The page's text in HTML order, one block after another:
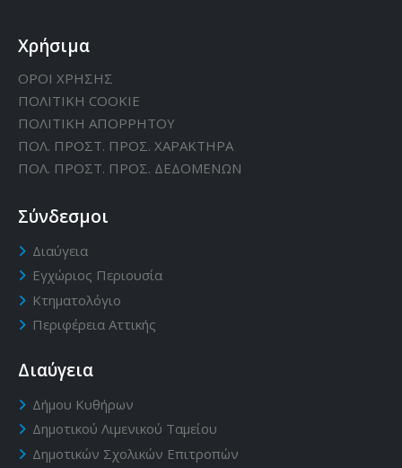
Χρήσιμα
ΟΡΟΙ ΧΡΗΣΗΣ
ΠΟΛΙΤΙΚΗ CΟΟΚΙΕ
ΠΟΛΙΤΙΚΗ ΑΠΟΡΡΗΤΟΥ
ΠΟΛ. ΠΡΟΣΤ. ΠΡΟΣ. ΧΑΡΑΚΤΗΡΑ
ΠΟΛ. ΠΡΟΣΤ. ΠΡΟΣ. ΔΕΔΟΜΕΝΩΝ
Σύνδεσμοι
Διαύγεια
Εγχώριος Περιουσία
Κτηματολόγιο
Περιφέρεια Αττικής
Διαύγεια
Δήμου Κυθήρων
Δημοτικού Λιμενικού Ταμείου
Δημοτικών Σχολικών Επιτροπών